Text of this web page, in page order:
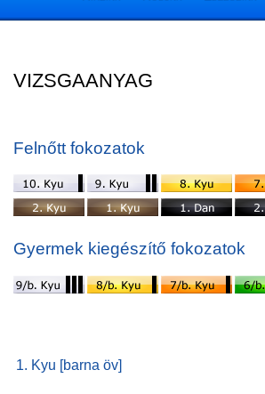
VIZSGAANYAG
Felnőtt fokozatok
Gyermek kiegészítő fokozatok
1. Kyu [barna öv]